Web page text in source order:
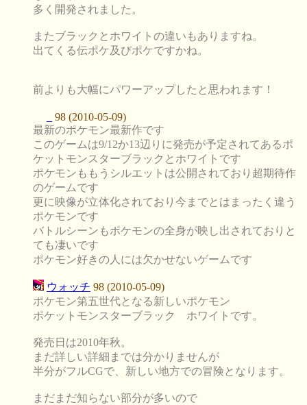
多く開発されました。
またブラックとホワイトの違いもありますね。
出てくる伝ポケ及びポケですかね。
前よりも大幅にパワーアップしたと思われます！
98 (2010-05-09)
最新のポケモン最新作です
このゲームは9/12か13辺りに発売が予定されてあるポ
ケットモンスターブラックとホワイトです
ポケモンももうシルエットは公開されており超期待作
のゲームです
更に映像が立体化されており今までとはまったく違う
ポケモンです
バトルシーンもポケモンの全身が映し出されておりと
ても凄いです
ポケモン好きの人には欠かせないゲームです
ウォッチ 98 (2010-05-09)
ポケモン第五世代となる新しいポケモン
ポケットモンスターブラック ホワイトです。
発売日は2010年秋。
まだ詳しい詳細までは分かりませんが
半分がフルCGで、新しい地方での冒険となります。
まだまだ知らない部分が多いので